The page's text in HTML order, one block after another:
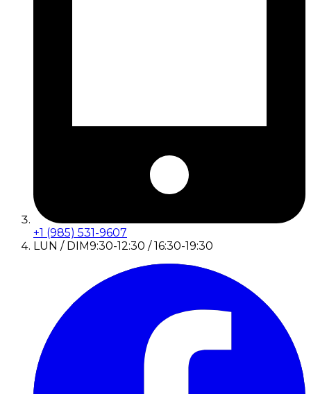
+1 (985) 531-9607
LUN / DIM9:30-12:30 / 16:30-19:30